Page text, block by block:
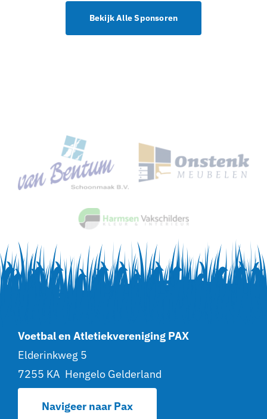
Bekijk Alle Sponsoren
Voetbal en Atletiekvereniging PAX
Elderinkweg 5
7255 KA Hengelo Gelderland
Navigeer naar Pax